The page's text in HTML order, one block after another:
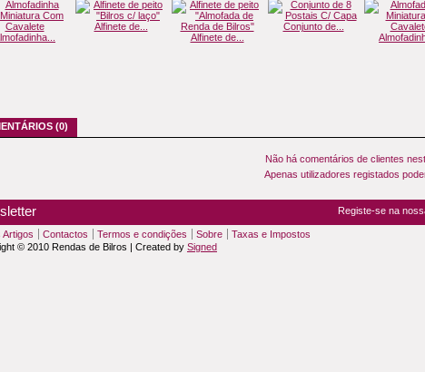
Alfinete de...
Alfinete de...
Conjunto de...
(0)
Não há comentários de clientes
Apenas utilizadores registados
Registe-se na
Artigos Contactos Termos e condições Sobre
Taxas e Impostos
© 2010 Rendas de Bilros | Created by Signed